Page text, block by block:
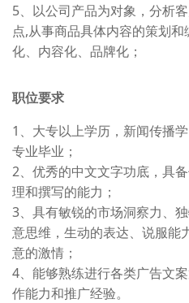
5、以公司产品为对象，分析
点,从事商品具体内容的策划
化、内容化、品牌化；
职位要求
1、大专以上学历，新闻传播
专业毕业；
2、优秀的中文文字功底，具
理和撰写的能力；
3、具有敏锐的市场洞察力、
意思维，生动的表达、说服能
意的激情；
4、能够熟练进行各类广告文
作能力和推广经验。